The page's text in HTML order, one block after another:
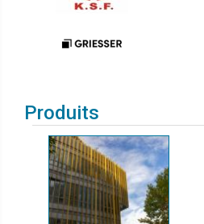
Produits